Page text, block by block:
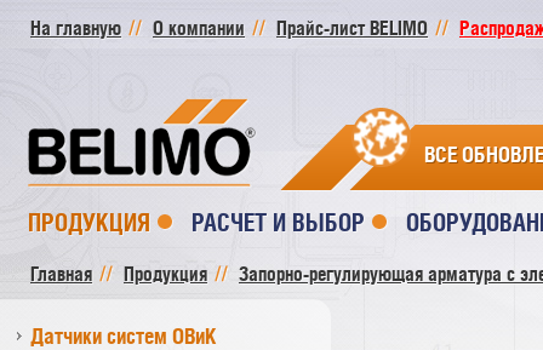
На главную О компании Прайс-лист BELIMO
ВСЕ
ПРОДУКЦИЯ РАСЧЕТ И ВЫБОР
Главная Продукция Запорно-регулирующая арматура с
Датчики систем ОВиК